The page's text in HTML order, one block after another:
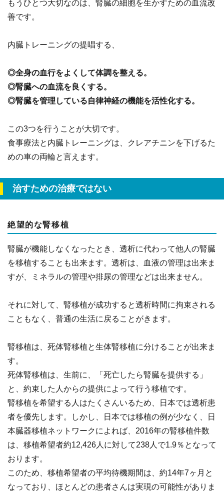
もうひとつ大切なのは、腎臓の細胞を生かすための血流改
善です。
内臓トレーニングの提唱する、
◎全身の血行をよくして体調を整える。
◎腎臓への血流を良くする。
◎腎臓を管理している自律神経の機能を活性化する。
この3つを行うことが大切です。
食事療法と内臓トレーニングは、クレアチニンを下げるた
めの車の両輪と言えます。
治すための治療ではない
絶望的な腎移植
腎臓が機能しなくなったとき、透析に代わって他人の腎臓
を移植することも出来ます。透析は、血液の管理は出来ま
すが、ミネラルの管理や排尿の管理などは出来ません。
それに対して、腎移植が成功すると透析時間に拘束される
こともなく、普通の生活に戻ることがきます。
腎移植は、死体腎移植と生体腎移植に分けることが出来ま
す。
死体腎移植は、生前に、「死亡したら腎臓を提供する」
と、約束した人からの提供によって行う移植です。
腎移植を希望する人はたくさんいるため、日本では透析患
者を優先します。しかし、日本では移植の例が少なく、日
本臓器移植ネットワークによれば、2016年の腎移植件数
は、移植希望者約12,426人に対して238人で1.9％となって
おります。
このため、移植希望者の平均待機期間は、約14年7ヶ月と
なっており、ほとんどの患者さんは実現の可能性がありま